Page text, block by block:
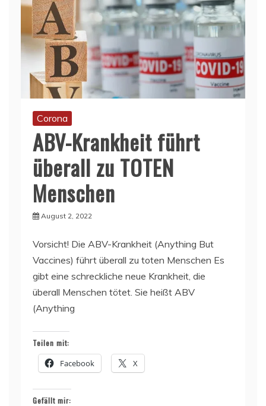
Corona
ABV-Krankheit führt
überall zu TOTEN
Menschen
August 2, 2022
Vorsicht! Die ABV-Krankheit (Anything But
Vaccines) führt überall zu toten Menschen Es
gibt eine schreckliche neue Krankheit, die
überall Menschen tötet. Sie heißt ABV
(Anything
Teilen mit:
Facebook X
Gefällt mir: